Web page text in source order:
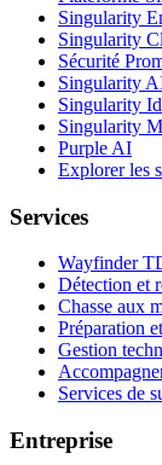
Singularity
Singularity
Sécurité
Singularity
Singularity
Singularity
Purple AI
Explorer les
Services
Wayfinder
Détection et
Chasse aux
Préparation
Gestion
Services de
Entreprise